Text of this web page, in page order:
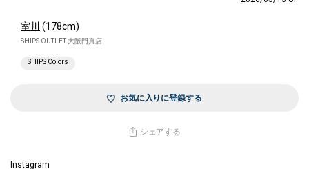
室川 (178cm)
SHIPS OUTLET 大阪門真店
SHIPS Colors
お気に入りに登録する
シェアする
Instagram